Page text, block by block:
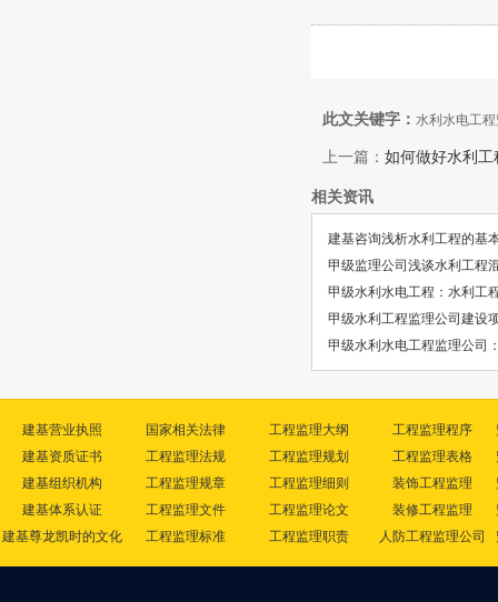
此文关键字： 水利水电工
上一篇： 如何做好水利
相关资讯
建基咨询浅析水利工程的基
甲级监理公司浅谈水利工程
甲级水利水电工程：水利工
甲级水利工程监理公司建设
甲级水利水电工程监理公司
建基营业执照
建基资质证书
建基组织机构
建基体系认证
建基尊龙凯时的文化
国家相关法律
工程监理法规
工程监理规章
工程监理文件
工程监理标准
工程监理大纲
工程监理规划
工程监理细则
工程监理论文
工程监理职责
工程监理程序
工程监理表格
装饰工程监理
装修工程监理
人防工程监理公司